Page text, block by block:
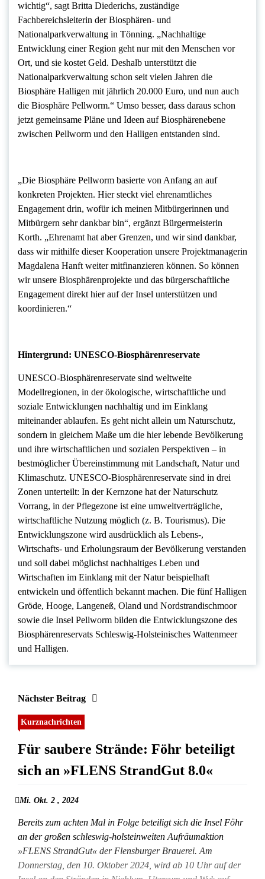
wichtig“, sagt Britta Diederichs, zuständige
Fachbereichsleiterin der Biosphären- und
Nationalparkverwaltung in Tönning. „Nachhaltige
Entwicklung einer Region geht nur mit den Menschen vor
Ort, und sie kostet Geld. Deshalb unterstützt die
Nationalparkverwaltung schon seit vielen Jahren die
Biosphäre Halligen mit jährlich 20.000 Euro, und nun auch
die Biosphäre Pellworm.“ Umso besser, dass daraus schon
jetzt gemeinsame Pläne und Ideen auf Biosphärenebene
zwischen Pellworm und den Halligen entstanden sind.
„Die Biosphäre Pellworm basierte von Anfang an auf
konkreten Projekten. Hier steckt viel ehrenamtliches
Engagement drin, wofür ich meinen Mitbürgerinnen und
Mitbürgern sehr dankbar bin“, ergänzt Bürgermeisterin
Korth. „Ehrenamt hat aber Grenzen, und wir sind dankbar,
dass wir mithilfe dieser Kooperation unsere Projektmanagerin
Magdalena Hanft weiter mitfinanzieren können. So können
wir unsere Biosphärenprojekte und das bürgerschaftliche
Engagement direkt hier auf der Insel unterstützen und
koordinieren.“
Hintergrund: UNESCO-Biosphärenreservate
UNESCO-Biosphärenreservate sind weltweite
Modellregionen, in der ökologische, wirtschaftliche und
soziale Entwicklungen nachhaltig und im Einklang
miteinander ablaufen. Es geht nicht allein um Naturschutz,
sondern in gleichem Maße um die hier lebende Bevölkerung
und ihre wirtschaftlichen und sozialen Perspektiven – in
bestmöglicher Übereinstimmung mit Landschaft, Natur und
Klimaschutz. UNESCO-Biosphärenreservate sind in drei
Zonen unterteilt: In der Kernzone hat der Naturschutz
Vorrang, in der Pflegezone ist eine umweltverträgliche,
wirtschaftliche Nutzung möglich (z. B. Tourismus). Die
Entwicklungszone wird ausdrücklich als Lebens-,
Wirtschafts- und Erholungsraum der Bevölkerung verstanden
und soll dabei möglichst nachhaltiges Leben und
Wirtschaften im Einklang mit der Natur beispielhaft
entwickeln und öffentlich bekannt machen. Die fünf Halligen
Gröde, Hooge, Langeneß, Oland und Nordstrandischmoor
sowie die Insel Pellworm bilden die Entwicklungszone des
Biosphärenreservats Schleswig-Holsteinisches Wattenmeer
und Halligen.
Nächster Beitrag
Kurznachrichten
Für saubere Strände: Föhr beteiligt
sich an »FLENS StrandGut 8.0«
Mi. Okt. 2 , 2024
Bereits zum achten Mal in Folge beteiligt sich die Insel Föhr
an der großen schleswig-holsteinweiten Aufräumaktion
»FLENS StrandGut« der Flensburger Brauerei. Am
Donnerstag, den 10. Oktober 2024, wird ab 10 Uhr auf der